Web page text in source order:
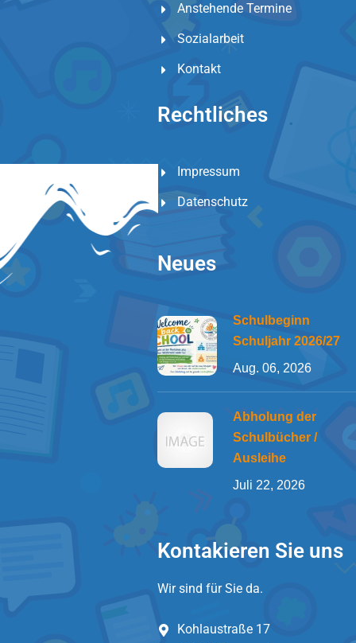
Anstehende Termine
Sozialarbeit
Kontakt
Rechtliches
Impressum
Datenschutz
Neues
Schulbeginn
Schuljahr 2026/27
Aug. 06, 2026
Abholung der
Schulbücher /
Ausleihe
Juli 22, 2026
Kontakieren Sie uns
Wir sind für Sie da.
Kohlaustraße 17